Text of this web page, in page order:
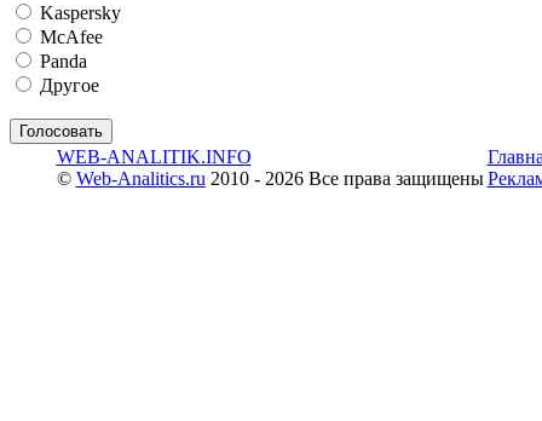
Kaspersky
McAfee
Panda
Другое
WEB-ANALITIK.INFO
© Web-Analitics.ru 2010 - 2026 Все права защищены